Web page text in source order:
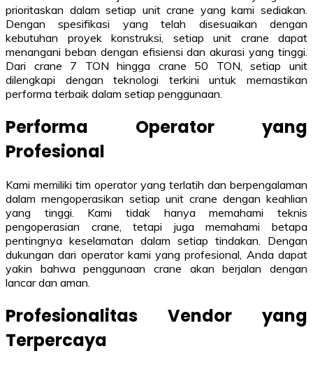
prioritaskan dalam setiap unit crane yang kami sediakan.
Dengan spesifikasi yang telah disesuaikan dengan
kebutuhan proyek konstruksi, setiap unit crane dapat
menangani beban dengan efisiensi dan akurasi yang tinggi.
Dari crane 7 TON hingga crane 50 TON, setiap unit
dilengkapi dengan teknologi terkini untuk memastikan
performa terbaik dalam setiap penggunaan.
Performa Operator yang
Profesional
Kami memiliki tim operator yang terlatih dan berpengalaman
dalam mengoperasikan setiap unit crane dengan keahlian
yang tinggi. Kami tidak hanya memahami teknis
pengoperasian crane, tetapi juga memahami betapa
pentingnya keselamatan dalam setiap tindakan. Dengan
dukungan dari operator kami yang profesional, Anda dapat
yakin bahwa penggunaan crane akan berjalan dengan
lancar dan aman.
Profesionalitas Vendor yang
Terpercaya